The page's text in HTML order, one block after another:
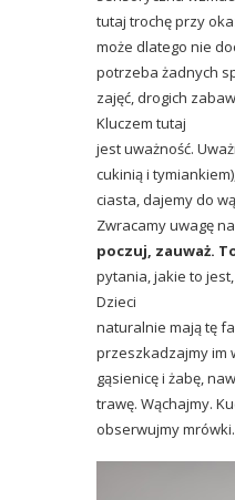
tutaj trochę przy
może dlatego nie
potrzeba żadnych
zajęć, drogich
Kluczem tutaj
jest uważność.
cukinią i
ciasta, dajemy do
Zwracamy uwagę
poczuj, zauważ.
pytania, jakie to
Dzieci
naturalnie mają tę
przeszkadzajmy im
gąsienicę i żabę,
trawę. Wąchajmy.
obserwujmy mrówki.